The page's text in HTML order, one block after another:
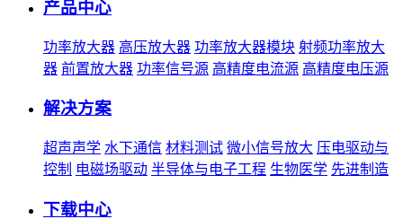
产品中心
功率放大器 高压放大器 功率放大器模块 射频功率放大
器 前置放大器 功率信号源 高精度电流源 高精度电压源
解决方案
超声声学 水下通信 材料测试 微小信号放大 压电驱动与
控制 电磁场驱动 半导体与电子工程 生物医学 先进制造
下载中心